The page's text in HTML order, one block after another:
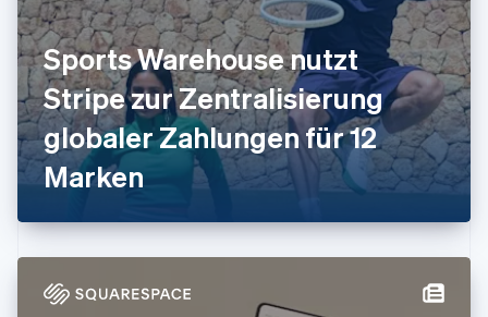
Sports Warehouse nutzt
Stripe zur Zentralisierung
globaler Zahlungen für 12
Marken
Gibraltar
English
Griechenland
English
Indien
English
Irland
English
Japan
日本語English
Kanada
EnglishFrançais